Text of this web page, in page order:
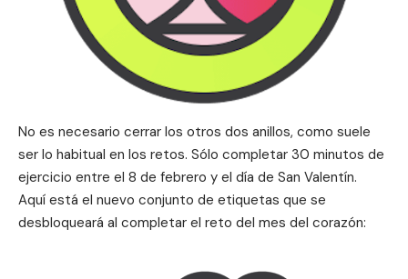
No es necesario cerrar los otros dos anillos, como suele
ser lo habitual en los retos. Sólo completar 30 minutos de
ejercicio entre el 8 de febrero y el día de San Valentín.
Aquí está el nuevo conjunto de etiquetas que se
desbloqueará al completar el reto del mes del corazón: